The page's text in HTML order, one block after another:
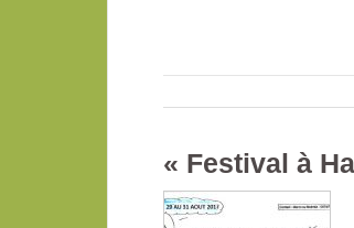
« Festival à